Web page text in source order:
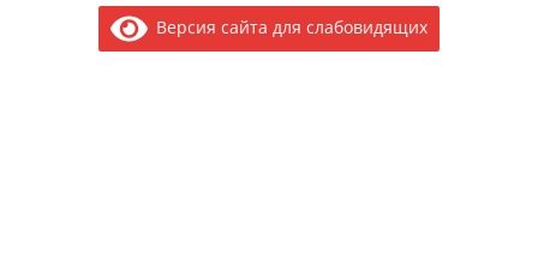
Версия сайта для слабовидящих